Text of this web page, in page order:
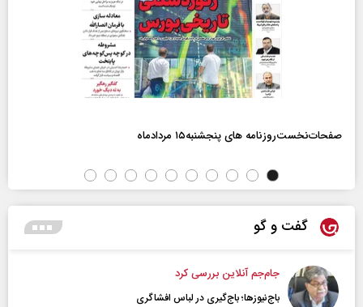
صفحات‌نخست‌روزنامه ها‌ی پنجشنبه‌۱۵ مردادماه
گفت و گو
جام‌جم آنلاین بررسی کرد
باج‌نیوزها؛ باج‌گیری در لباس افشاگری